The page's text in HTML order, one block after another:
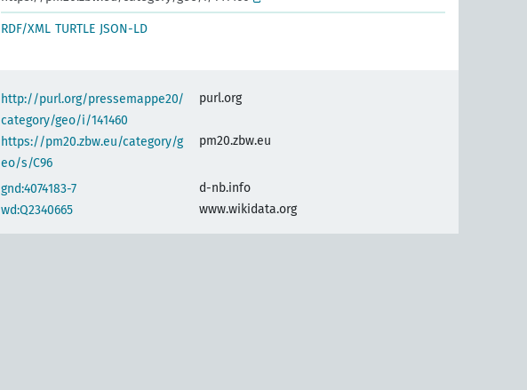
RDF/XML TURTLE JSON-LD
http://purl.org/pressemappe20/
category/geo/i/141460
purl.org
https://pm20.zbw.eu/category/g
eo/s/C96
pm20.zbw.eu
gnd:4074183-7
d-nb.info
wd:Q2340665
www.wikidata.org